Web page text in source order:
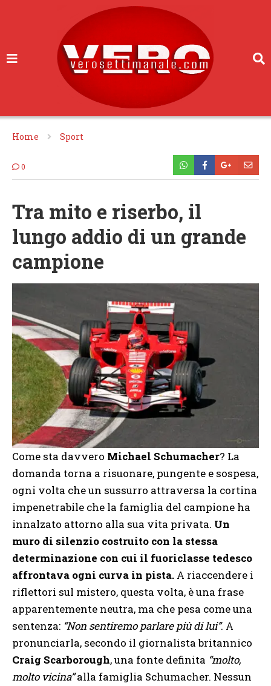
Home Sport
0
Tra mito e riserbo, il
lungo addio di un grande
campione
Come sta davvero Michael Schumacher? La
domanda torna a risuonare, pungente e sospesa,
ogni volta che un sussurro attraversa la cortina
impenetrabile che la famiglia del campione ha
innalzato attorno alla sua vita privata. Un
muro di silenzio costruito con la stessa
determinazione con cui il fuoriclasse tedesco
affrontava ogni curva in pista. A riaccendere i
riflettori sul mistero, questa volta, è una frase
apparentemente neutra, ma che pesa come una
sentenza: “Non sentiremo parlare più di lui”. A
pronunciarla, secondo il giornalista britannico
Craig Scarborough, una fonte definita “molto,
molto vicina”alla famiglia Schumacher. Nessun